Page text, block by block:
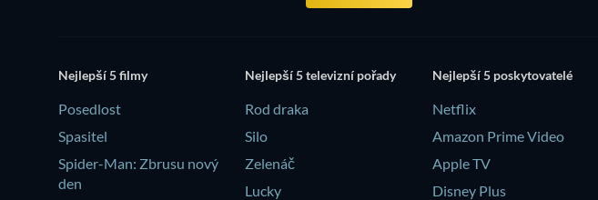
Nejlepší 5 filmy
Posedlost
Spasitel
Spider-Man: Zbrusu nový
den
Nejlepší 5 televizní pořady
Rod draka
Silo
Zelenáč
Lucky
Nejlepší 5 poskytovatelé
Netflix
Amazon Prime Video
Apple TV
Disney Plus